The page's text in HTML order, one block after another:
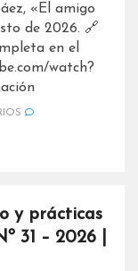
«El amigo
de 2026. 🔗
en el
watch?
y prácticas
31 – 2026 |